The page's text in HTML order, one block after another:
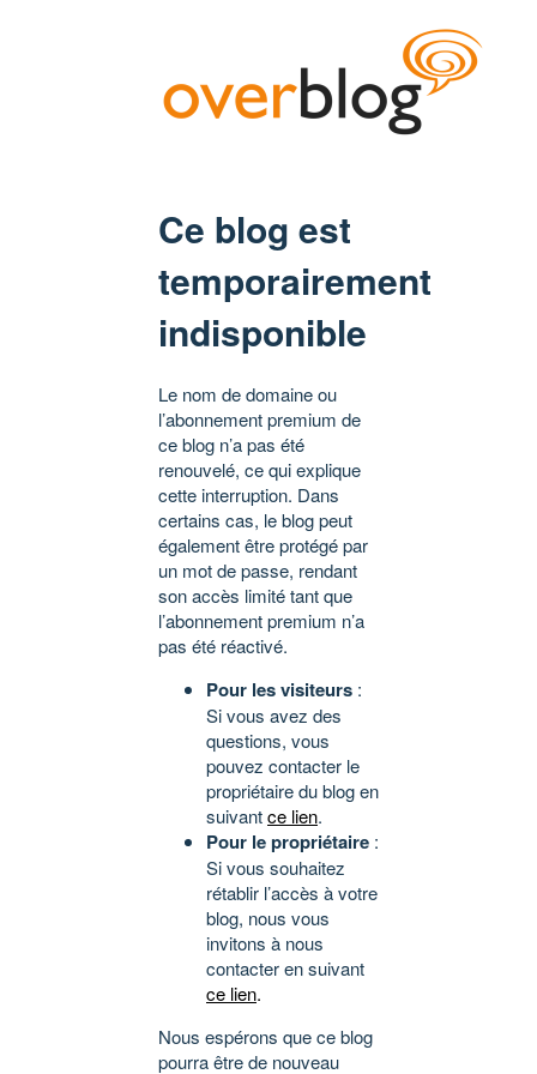
Ce blog est
temporairement
indisponible
Le nom de domaine ou
l’abonnement premium de
ce blog n’a pas été
renouvelé, ce qui explique
cette interruption. Dans
certains cas, le blog peut
également être protégé par
un mot de passe, rendant
son accès limité tant que
l’abonnement premium n’a
pas été réactivé.
Pour les visiteurs :
Si vous avez des
questions, vous
pouvez contacter le
propriétaire du blog en
suivantce lien.
Pour le propriétaire :
Si vous souhaitez
rétablir l’accès à votre
blog, nous vous
invitons à nous
contacter en suivant
ce lien.
Nous espérons que ce blog
pourra être de nouveau